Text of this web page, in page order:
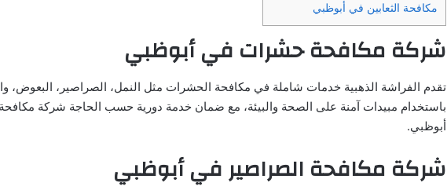
مكافحة الثعابين في أبوظبي
شركة مكافحة حشرات في أبوظبي
تقدم الفراشة الذهبية خدمات شاملة في مكافحة الحشرات مثل النمل، الصراصير، البعوض،
باستخدام مبيدات آمنة على الصحة والبيئة، مع ضمان خدمة دورية حسب الحاجة شركة
أبوظبي.
شركة مكافحة الصراصير في أبوظبي